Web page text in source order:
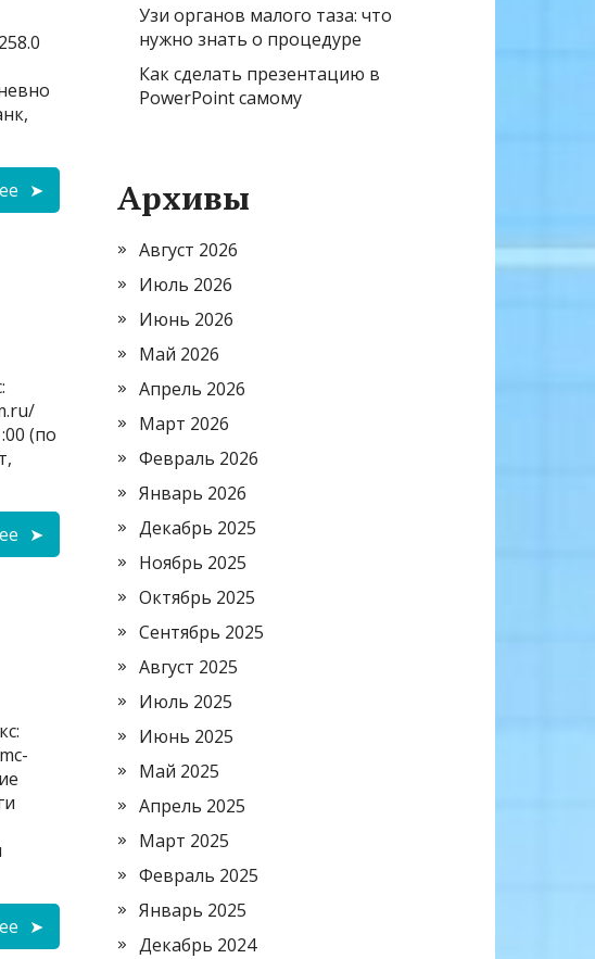
(по
Узи органов малого таза: что
нужно знать о процедуре
Как сделать презентацию в
PowerPoint самому
Архивы
Август 2026
Июль 2026
Июнь 2026
Май 2026
Апрель 2026
Март 2026
Февраль 2026
Январь 2026
Декабрь 2025
Ноябрь 2025
Октябрь 2025
Сентябрь 2025
Август 2025
Июль 2025
Июнь 2025
Май 2025
Апрель 2025
Март 2025
Февраль 2025
Январь 2025
Декабрь 2024